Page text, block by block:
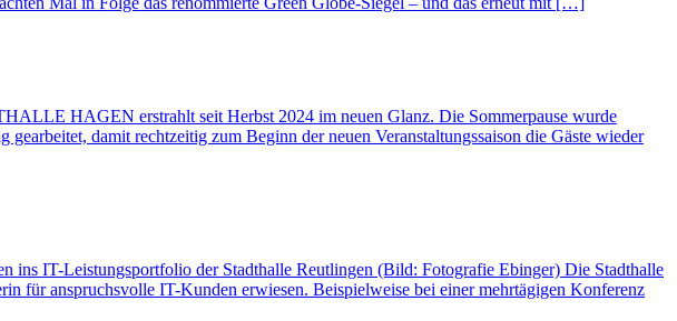
HAGEN erstrahlt seit Herbst 2024 im neuen Glanz. Die Sommerpause wurde
damit rechtzeitig zum Beginn der neuen Veranstaltungssaison die Gäste wieder
IT-Leistungsportfolio der Stadthalle Reutlingen (Bild: Fotografie Ebinger) Die Stadthalle
für anspruchsvolle IT-Kunden erwiesen. Beispielweise bei einer mehrtägigen Konferenz